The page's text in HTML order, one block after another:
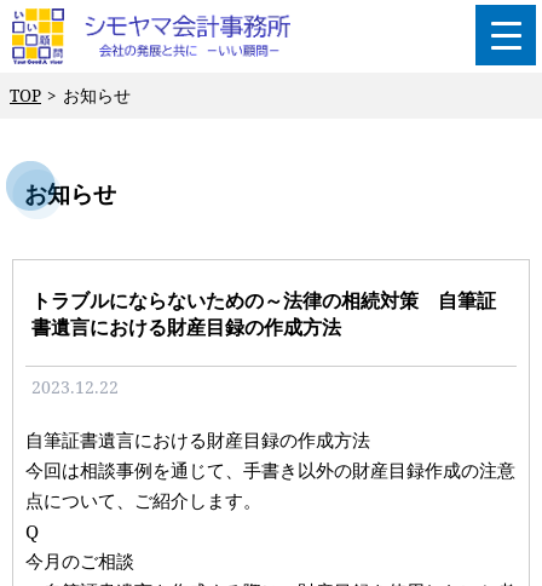
TOP お知らせ
お知らせ
トラブルにならないための～法律の相続対策 自筆証
書遺言における財産目録の作成方法
2023.12.22
自筆証書遺言における財産目録の作成方法
今回は相談事例を通じて、手書き以外の財産目録作成の注意
点について、ご紹介します。
Q
今月のご相談